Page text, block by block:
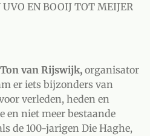
EN BOOIJ TOT MEIJER
Ton van Rijswijk, organisator
er iets bijzonders van
verleden, heden en
en niet meer bestaande
de 100-jarigen Die Haghe,